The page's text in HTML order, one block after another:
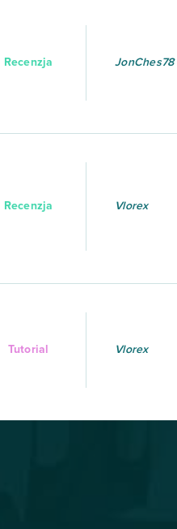
Recenzja JonChes78
Recenzja Vlorex
Tutorial Vlorex